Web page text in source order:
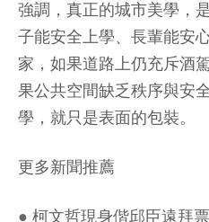
強調，真正的城市美學，
子能安全上學、長輩能安
家，如果道路上仍充斥酒
果公共空間缺乏秩序與安
學，就只是表面的包裝。
更多新聞推薦
● 柯文哲現身偕邱臣遠拜